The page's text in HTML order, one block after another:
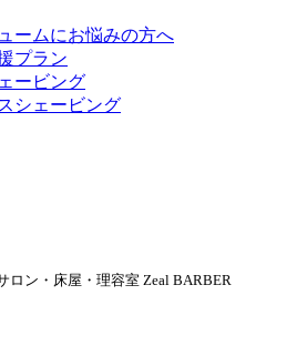
ームにお悩みの方へ
プラン
ービング
シェービング
ロン・床屋・理容室 Zeal BARBER